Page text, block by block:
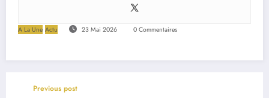
A La Une Actu 23 Mai 2026 0 Commentaires
Previous post